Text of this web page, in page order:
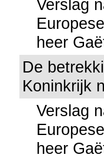
Verslag
heer
De
Koninkrijk
Verslag
heer